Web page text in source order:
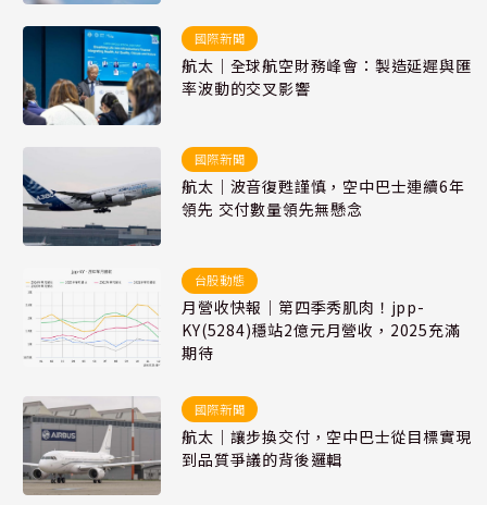
國際新聞
航太｜全球航空財務峰會：製造延遲與匯
率波動的交叉影響
國際新聞
航太｜波音復甦謹慎，空中巴士連續6年
領先 交付數量領先無懸念
台股動態
月營收快報｜第四季秀肌肉！jpp-
KY(5284)穩站2億元月營收，2025充滿
期待
國際新聞
航太｜讓步換交付，空中巴士從目標實現
到品質爭議的背後邏輯